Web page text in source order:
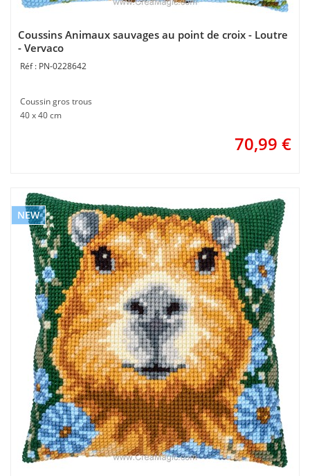
Coussins Animaux sauvages au point de croix - Loutre
- Vervaco
PN-0228642
Coussin gros trous
40 x 40 cm
70,99 €
NEW